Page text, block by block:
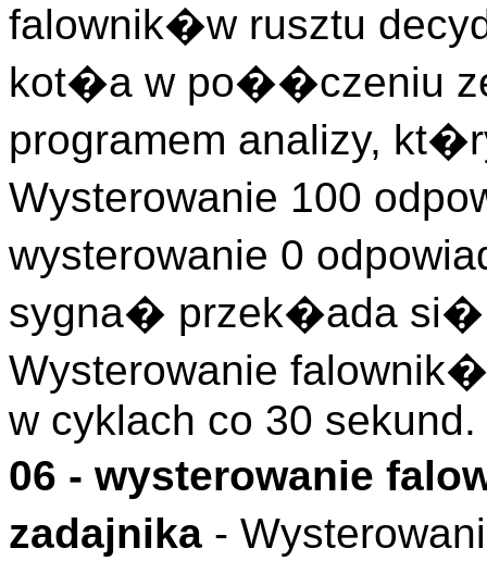
falownik�w rusztu
kot�a w po��czeniu
programem analizy,
Wysterowanie 100
wysterowanie 0
sygna� przek�ada
Wysterowanie
w cyklach co 30 sekund.
06 - wysterowanie
zadajnika -